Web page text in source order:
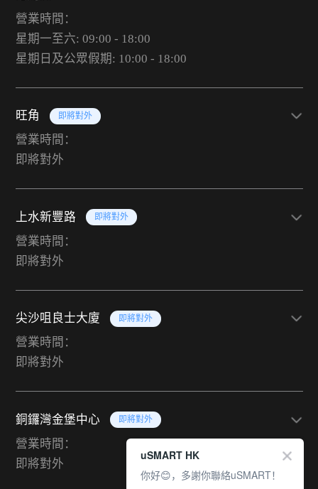
營業時間：
星期一至六: 09:00 - 18:00
星期日及公眾假期: 10:00 - 18:00
旺角 即將對外
營業時間：
即將對外
上水新豐路 即將對外
營業時間：
即將對外
尖沙咀良士大廈 即將對外
營業時間：
即將對外
銅鑼灣金堡中心 即將對外
營業時間：
即將對外
uSMART HK
你好😊，多謝你聯絡uSMART！